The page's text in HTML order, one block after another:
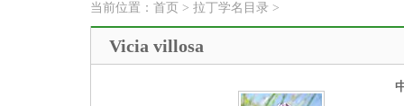
当前位置： 首页 > 拉丁学名目录 >
Vicia villosa